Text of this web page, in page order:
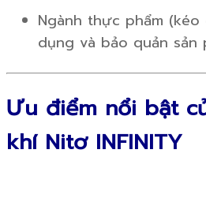
Ngành thực phẩm
dụng và bảo quản sản
Ưu điểm nổi bật
khí Nitơ INFINITY